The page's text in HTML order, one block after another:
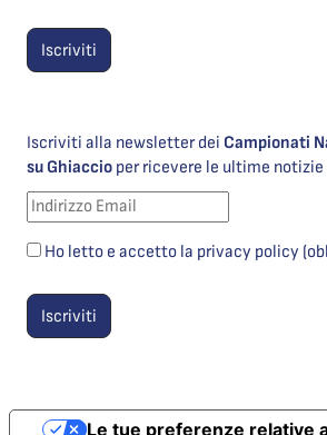
Iscriviti alla newsletter dei Campionati
su Ghiaccio per ricevere le ultime notizie
Ho letto e accetto la privacy policy
Le tue preferenze relative